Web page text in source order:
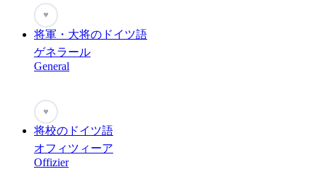
♥
将軍・大将のドイツ語
ゲネラール
General
♥
将校のドイツ語
オフィツィーア
Offizier